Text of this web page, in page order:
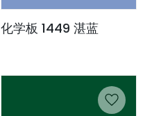
化学板 1449 湛蓝